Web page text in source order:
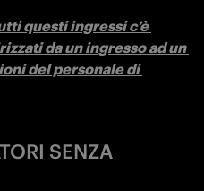
questi ingressi c’è
da un ingresso ad un
del personale di
SENZA